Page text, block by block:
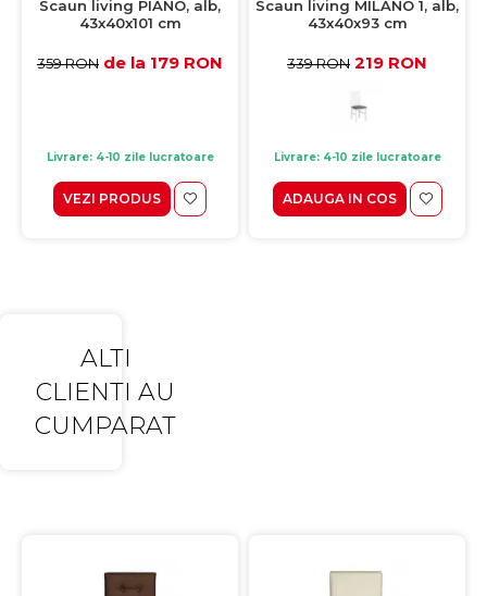
Scaun living PIANO, alb,
43x40x101 cm
359 RON de la 179 RON
Livrare: 4-10 zile lucratoare
VEZI PRODUS
Scaun living MILANO 1, alb,
43x40x93 cm
339 RON 219 RON
Livrare: 4-10 zile lucratoare
ADAUGA IN COS
ALTI
CLIENTI AU
CUMPARAT